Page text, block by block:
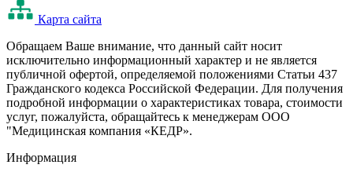
Карта сайта
Oбращаем Ваше внимание, что данный сайт носит
исключительно информационный характер и не является
публичной офертой, определяемой положениями Статьи 437
Гражданского кодекса Российской Федерации. Для получения
подробной информации о характеристиках товара, стоимости
услуг, пожалуйста, обращайтесь к менеджерам ООО
"Медицинская компания «КЕДР».
Информация